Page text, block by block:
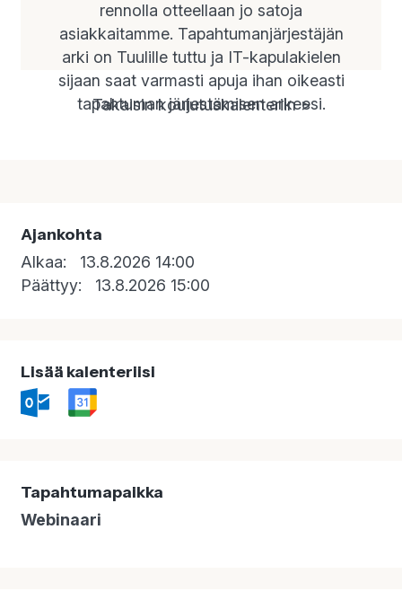
rennolla otteellaan jo satoja
asiakkaitamme. Tapahtumanjärjestäjän
arki on Tuulille tuttu ja IT-kapulakielen
sijaan saat varmasti apuja ihan oikeasti
tapahtuman järjestämisen arkeesi.
Takaisin koulutuskalenteriin >
Ajankohta
Alkaa: 13.8.2026 14:00
Päättyy: 13.8.2026 15:00
Lisää kalenteriisi
Tapahtumapaikka
Webinaari